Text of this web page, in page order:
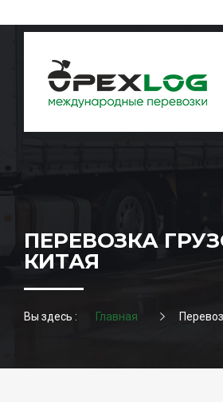
ПЕРЕВОЗКА
КИТАЯ
Вы здесь : Главная